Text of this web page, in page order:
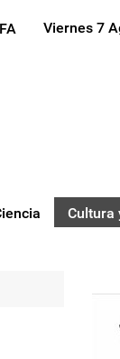
Viernes 7
Cultura